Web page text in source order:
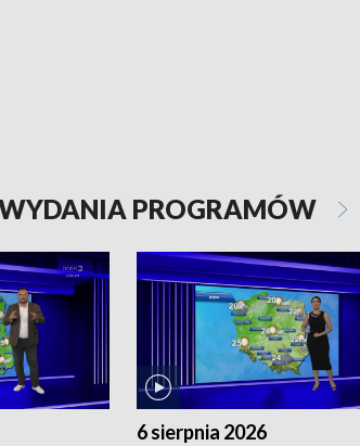
PROGRAMÓW
6 sierpnia 2026